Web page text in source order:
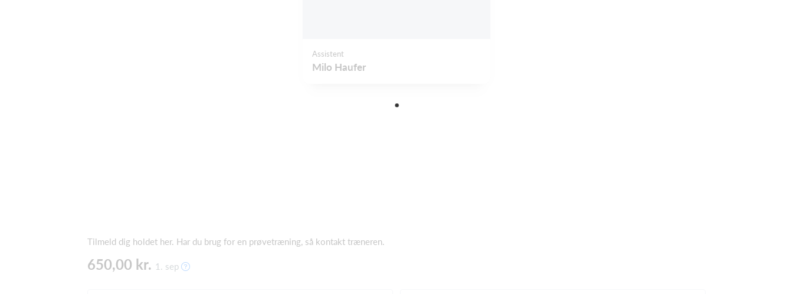
Assistent
Milo Haufer
Tilmeld dig holdet her. Har du brug for en prøvetræning, så kontakt træneren.
650,00 kr. 1. sep